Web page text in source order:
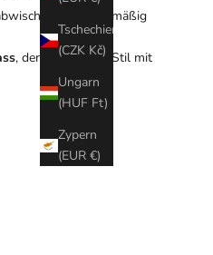
Tschechien
(CZK Kč)
Ungarn
(HUF Ft)
Zypern
(EUR €)
und regelmäßig
, der klassischen Stil mit